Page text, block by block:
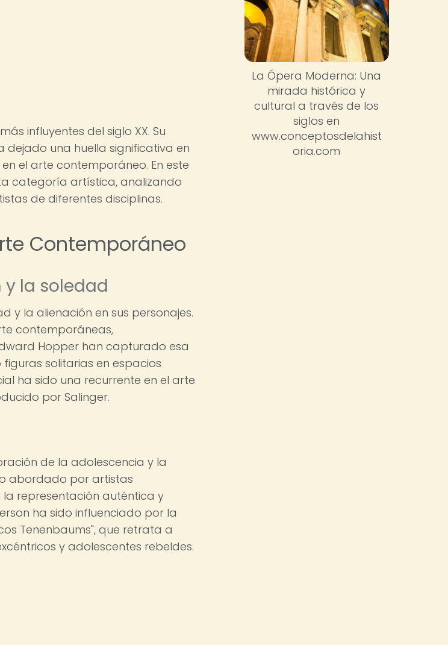
influyentes del siglo XX. Su
dejado una huella significativa en
el arte contemporáneo. En este
categoría artística, analizando
de diferentes disciplinas.
Contemporáneo
la soledad
y la alienación en sus personajes.
contemporáneas,
Hopper han capturado esa
solitarias en espacios
ha sido una recurrente en el arte
por Salinger.
de la adolescencia y la
abordado por artistas
representación auténtica y
ha sido influenciado por la
Tenenbaums", que retrata a
y adolescentes rebeldes.
La Ópera Moderna: Una
mirada histórica y
cultural a través de los
siglos en
www.conceptosdelahist
oria.com